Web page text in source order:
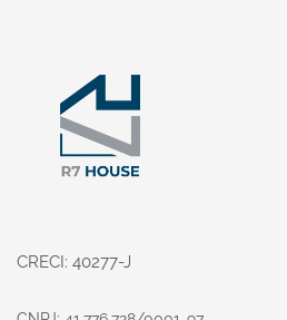
CRECI: 40277-J